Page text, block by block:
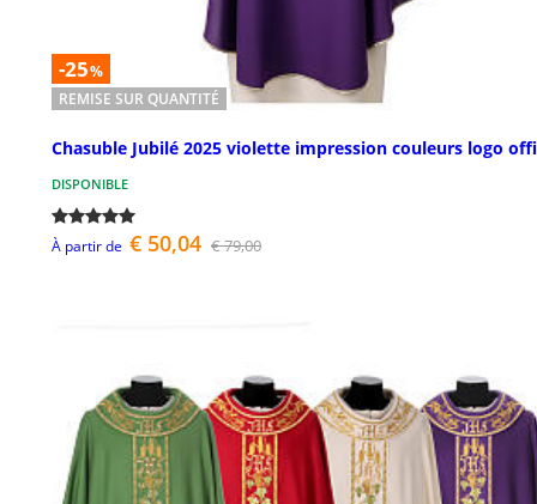
-25%
REMISE SUR QUANTITÉ
Chasuble Jubilé 2025 violette impression couleurs logo
DISPONIBLE
À partir de € 50,04 € 79,00